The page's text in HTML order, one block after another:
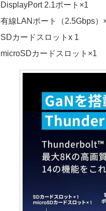
DisplayPort 2.1ポート×1
有線LANポート（2.5Gbps）
SDカードスロットx 1
microSDカードスロット×1